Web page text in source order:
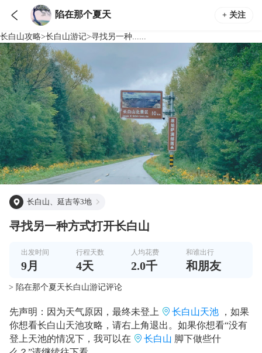
 陷在那个夏天 + 关注
长白山攻略>长白山游记>寻找另一种......
长白山、延吉等3地
寻找另一种方式打开长白山
出发时间
9月
行程天数
4天
人均花费
2.0千
和谁出行
和朋友
> 陷在那个夏天长白山游记评论
先声明：因为天气原因，最终未登上 长白山天池
，如果
你想看长白山天池攻略，请右上角退出。如果你想看“没有
登上天池的情况下，我可以在
长白山 脚下做些什